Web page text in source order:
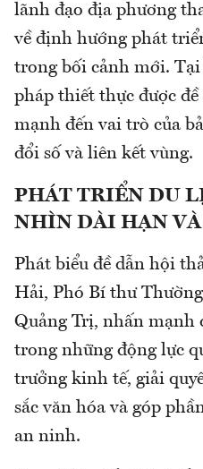
lãnh đạo địa phương
về định hướng phát
trong bối cảnh mới.
pháp thiết thực được
mạnh đến vai trò của
đổi số và liên kết vùng.
PHÁT TRIỂN DU
NHÌN DÀI HẠN
Phát biểu đề dẫn hội
Hải, Phó Bí thư
Quảng Trị, nhấn mạnh
trong những động lực
trưởng kinh tế, giải
sắc văn hóa và góp
an ninh.